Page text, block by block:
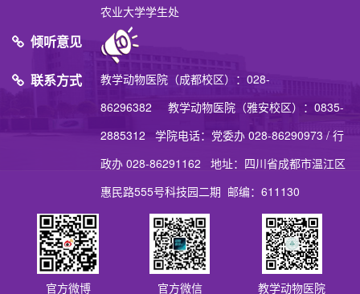
农业大学学生处
倾听意见
联系方式
教学动物医院（成都校区）：028-
86296382 教学动物医院（雅安校区）：0835-
2885312 学院电话：党委办 028-86290973 / 行
政办 028-86291162 地址：四川省成都市温江区
惠民路555号科技园二期 邮编：611130
官方微博 官方微信 教学动物医院